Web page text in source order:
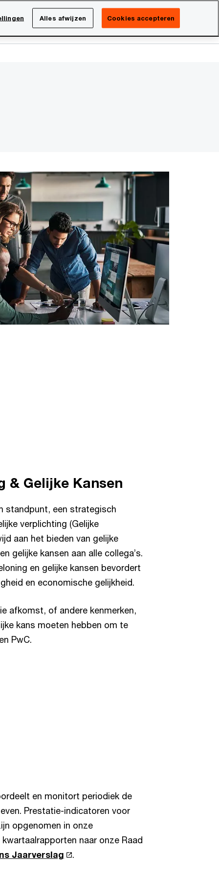
Carrière
Netherlands
Search
& Gelijke Kansen
standpunt, een strategisch
verplichting (Gelijke
aan het bieden van gelijke
gelijke kansen aan alle collega’s.
en gelijke kansen bevordert
en economische gelijkheid.
afkomst, of andere kenmerken,
kans moeten hebben om te
PwC.
en monitort periodiek de
Prestatie-indicatoren voor
opgenomen in onze
naar onze Raad
Jaarverslag
.
Alles afwijzen Cookies accepteren